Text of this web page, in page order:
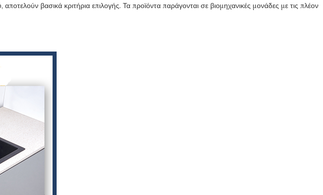
βασικά κριτήρια επιλογής. Τα προϊόντα παράγονται σε βιομηχανικές μονάδες με τις πλέον